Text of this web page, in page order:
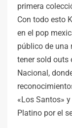
primera
Con todo esto
en el pop
público de una
tener sold outs
Nacional,
«Los Santos»
Platino por el